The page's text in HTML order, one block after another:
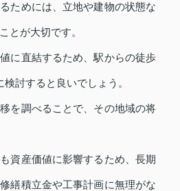
ためには、立地や建物の状態な
とが大切です。
に直結するため、駅からの徒歩
討すると良いでしょう。
を調べることで、その地域の将
資産価値に影響するため、長期
繕積立金や工事計画に無理がな